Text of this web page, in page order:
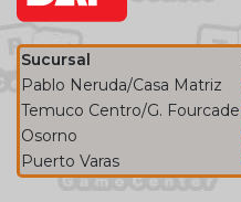
Sucursal
Pablo Neruda/Casa Matriz
Temuco Centro/G. Fourcade
Osorno
Puerto Varas